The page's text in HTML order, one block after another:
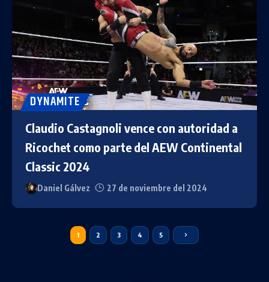
DYNAMITE
Claudio Castagnoli vence con autoridad a
Ricochet como parte del AEW Continental
Classic 2024
Daniel Gálvez 27 de noviembre del 2024
1 2 3 4 5